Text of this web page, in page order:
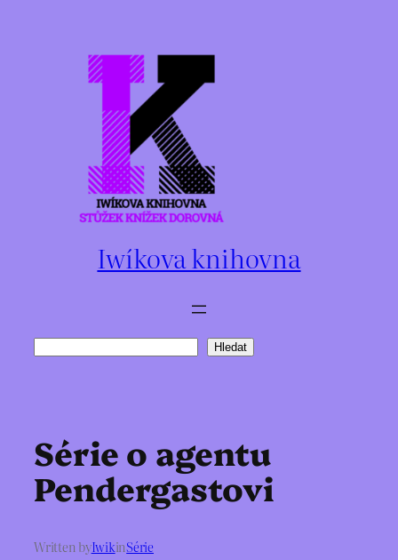
Iwíkova knihovna
Hledat
Série o agentu
Pendergastovi
Written byIwikinSérie